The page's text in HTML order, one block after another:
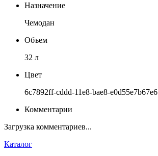
Назначение
Чемодан
Объем
32 л
Цвет
6c7892ff-cddd-11e8-bae8-e0d55e7b67e6
Комментарии
Загрузка комментариев...
Каталог